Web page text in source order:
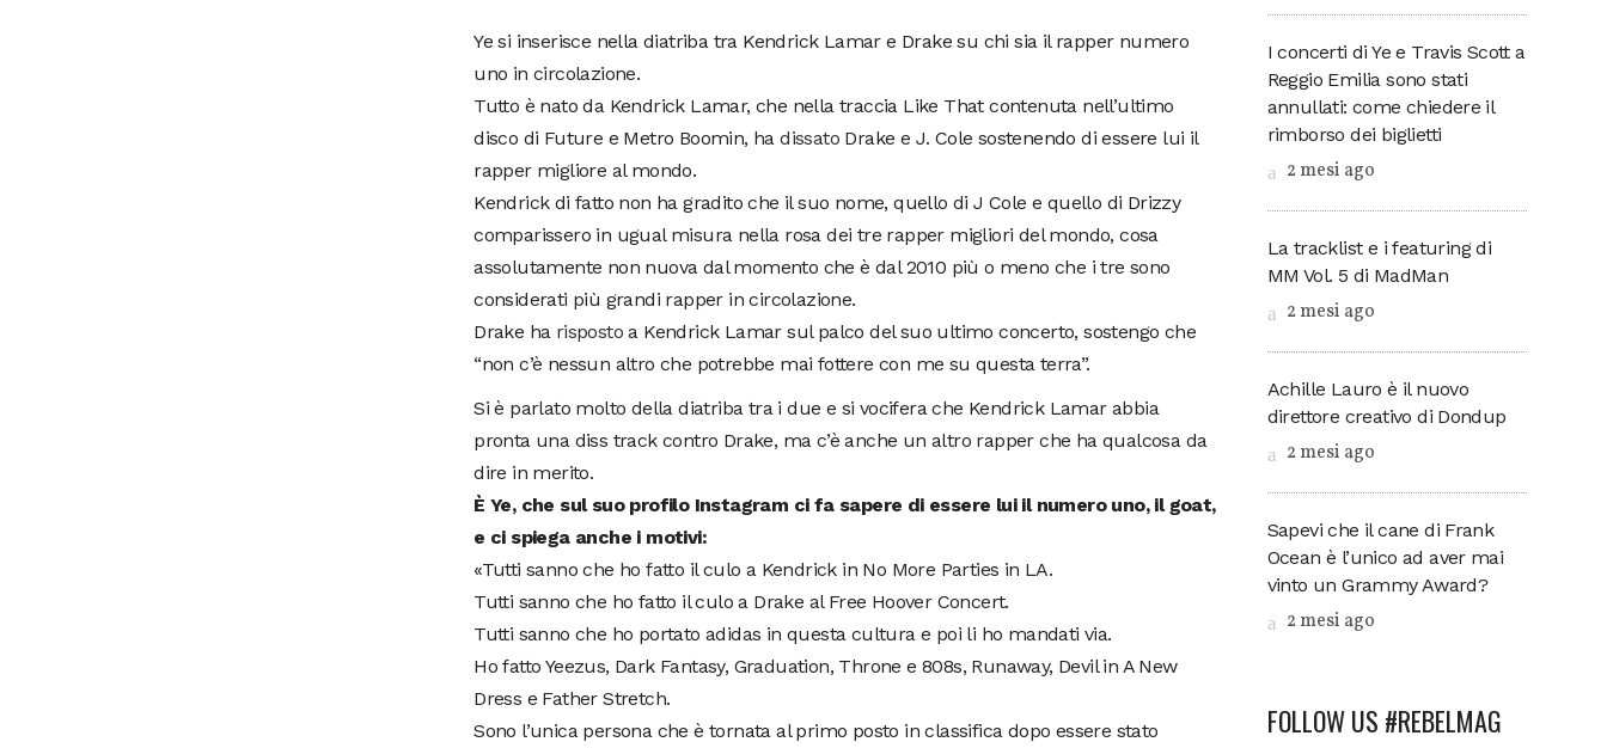
Ye si inserisce nella diatriba tra Kendrick Lamar e Drake su chi sia il rapper numero
uno in circolazione.
Tutto è nato da Kendrick Lamar, che nella traccia Like That contenuta nell’ultimo
disco di Future e Metro Boomin, hadissato Drake e J. Cole sostenendo di essere lui il
rapper migliore al mondo.
Kendrick di fatto non ha gradito che il suo nome, quello di J Cole e quello di Drizzy
comparissero in ugual misura nella rosa dei tre rapper migliori del mondo, cosa
assolutamente non nuova dal momento che è dal 2010 più o meno che i tre sono
considerati più grandi rapper in circolazione.
Drake ha risposto a Kendrick Lamar sul palco del suo ultimo concerto, sostengo che
“non c’è nessun altro che potrebbe mai fottere con me su questa terra”.
Si è parlato molto della diatriba tra i due e si vocifera che Kendrick Lamar abbia
pronta una diss track contro Drake, ma c’è anche un altro rapper che ha qualcosa da
dire in merito.
È Ye, che sul suo profilo Instagram ci fa sapere di essere lui il numero uno, il goat,
e ci spiega anche i motivi:
«Tutti sanno che ho fatto il culo a Kendrick in No More Parties in LA.
Tutti sanno che ho fatto il culo a Drake al Free Hoover Concert.
Tutti sanno che ho portato adidas in questa cultura e poi li ho mandati via.
Ho fatto Yeezus, Dark Fantasy, Graduation, Throne e 808s, Runaway, Devil in A New
Dress e Father Stretch.
Sono l’unica persona che è tornata al primo posto in classifica dopo essere stato
I concerti di Ye e Travis Scott a
Reggio Emilia sono stati
annullati: come chiedere il
rimborso dei biglietti
2 mesi ago
La tracklist e i featuring di
MM Vol. 5 di MadMan
2 mesi ago
Achille Lauro è il nuovo
direttore creativo di Dondup
2 mesi ago
Sapevi che il cane di Frank
Ocean è l’unico ad aver mai
vinto un Grammy Award?
2 mesi ago
FOLLOW US #REBELMAG